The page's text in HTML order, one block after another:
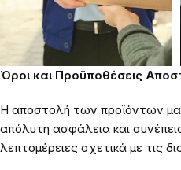
Όροι και Προϋποθέσεις
Η αποστολή των προϊόντων
απόλυτη ασφάλεια και
λεπτομέρειες σχετικά με τις